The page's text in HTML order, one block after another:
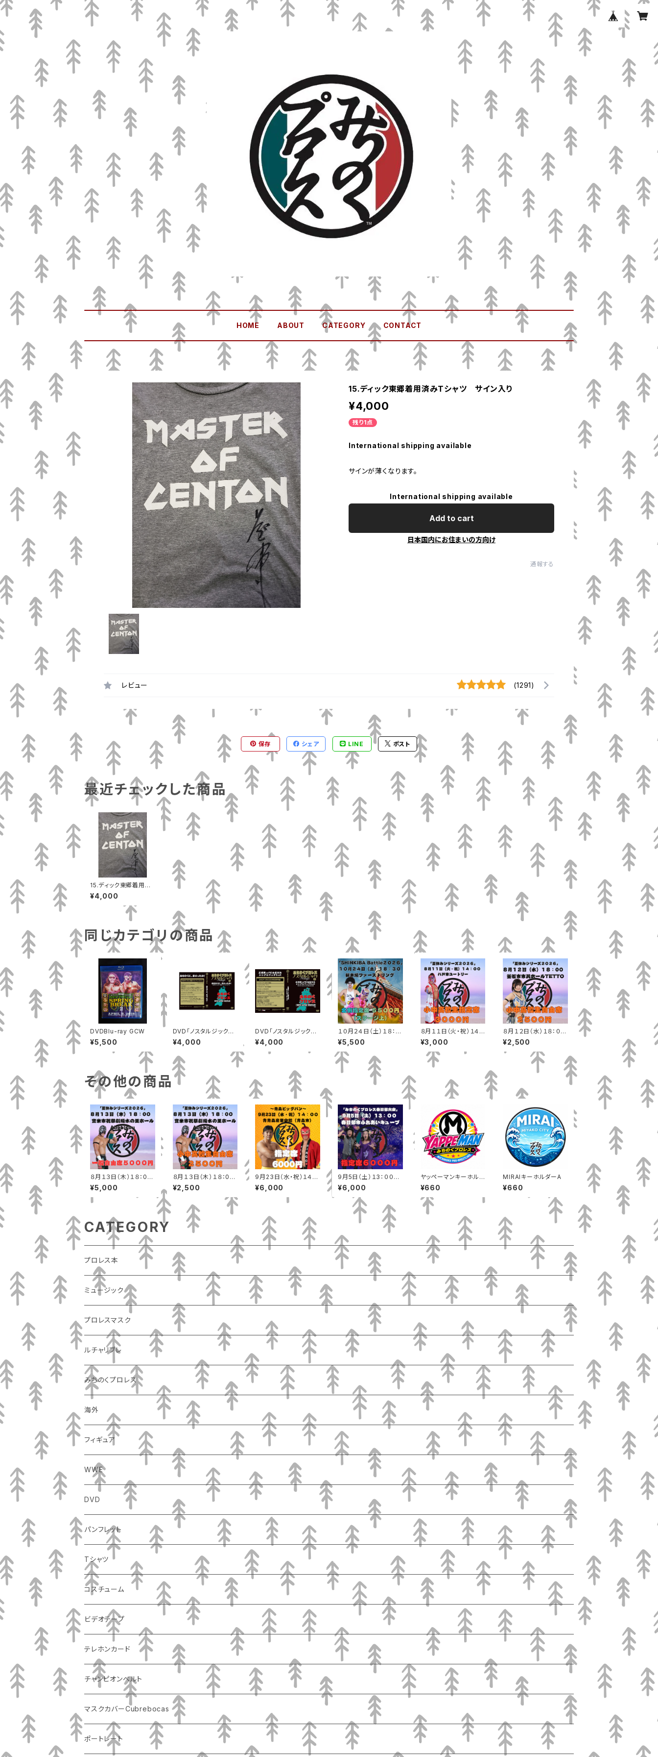
HOME ABOUT CATEGORY CONTACT
15.ディック東郷着用済みTシャツ サイン入り
¥4,000
残り1点
International shipping available
サインが薄くなります。
International shipping available
Add to cart
日本国内にお住まいの方向け
通報する
レビュー (1291)
保存 シェア LINE ポスト
最近チェックした商品
15.ディック東郷着用済
みTシャツ サイン入り
¥4,000
同じカテゴリの商品
DVDBlu-ray GCW
¥5,500
DVD「ノスタルジック１
５～みちのくに、まいっ
たか」MP-172
¥4,000
DVD「ノスタルジック2
1」正規軍vsFEC全面対
決 シングルマッチ5vs5
¥4,000
１０月２４日（土）１８：３
０ 新木場ファーストリ
ング 北側指定席（ステ
ージ上）
¥5,500
８月１１日（火・祝）１４：
００ 八戸市ユートリ
ー 小中高校生指定席
¥3,000
８月１２日（水）１８：０
０ 釜石市市民ホール
TETTO 小中高校生
自由席
¥2,500
その他の商品
８月１３日（木）１８：0０
登米市祝祭劇場水の里
ホールAbebisou 自由
席
¥5,000
８月１３日（木）１８：0０
登米市祝祭劇場水の里
ホールAbebisou 小中
¥2,500
9月23日（水・祝）１４：
００ 青森産業会館（青
森市）指定席
¥6,000
9月5日（土）１3：００
春日部市ふれあいキュ
ーブ 指定席
¥6,000
ヤッペーマンキーホルダ
ー
¥660
MIRAIキーホルダーA
¥660
CATEGORY
プロレス本
ミュージック
プロレスマスク
ルチャリブレ
みちのくプロレス
海外
フィギュア
WWE
DVD
パンフレット
Tシャツ
コスチューム
ビデオテープ
テレホンカード
チャンピオンベルト
マスクカバーCubrebocas
ポートレート